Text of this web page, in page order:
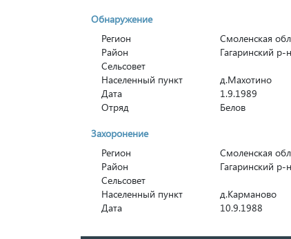
Обнаружение
Регион
Смоленская
Район
Гагаринский р-н
Сельсовет
Населенный пункт
д.Махотино
Дата
1.9.1989
Отряд
Белов
Захоронение
Регион
Смоленская
Район
Гагаринский р-н
Сельсовет
Населенный пункт
д.Карманово
Дата
10.9.1988